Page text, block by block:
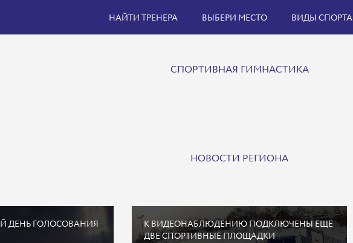
НАЙТИ ТРЕНЕРА ВЫБЕРИ МЕСТО ВИДЫ СПОРТА
СПОРТИВНАЯ ГИМНАСТИКА
НОВОСТИ РЕГИОНА
ДЕНЬ ГОЛОСОВАНИЯ
К ВИДЕОНАБЛЮДЕНИЮ ПОДКЛЮЧЕНЫ ЕЩЕ
ДВЕ СПОРТИВНЫЕ ПЛОЩАДКИ